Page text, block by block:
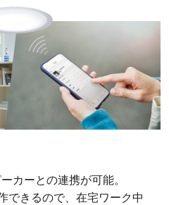
カーとの連携が可能。
できるので、在宅ワーク中